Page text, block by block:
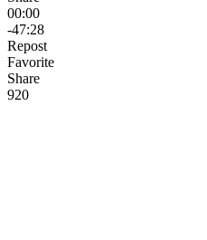
00:00
-47:28
Repost
Favorite
Share
920